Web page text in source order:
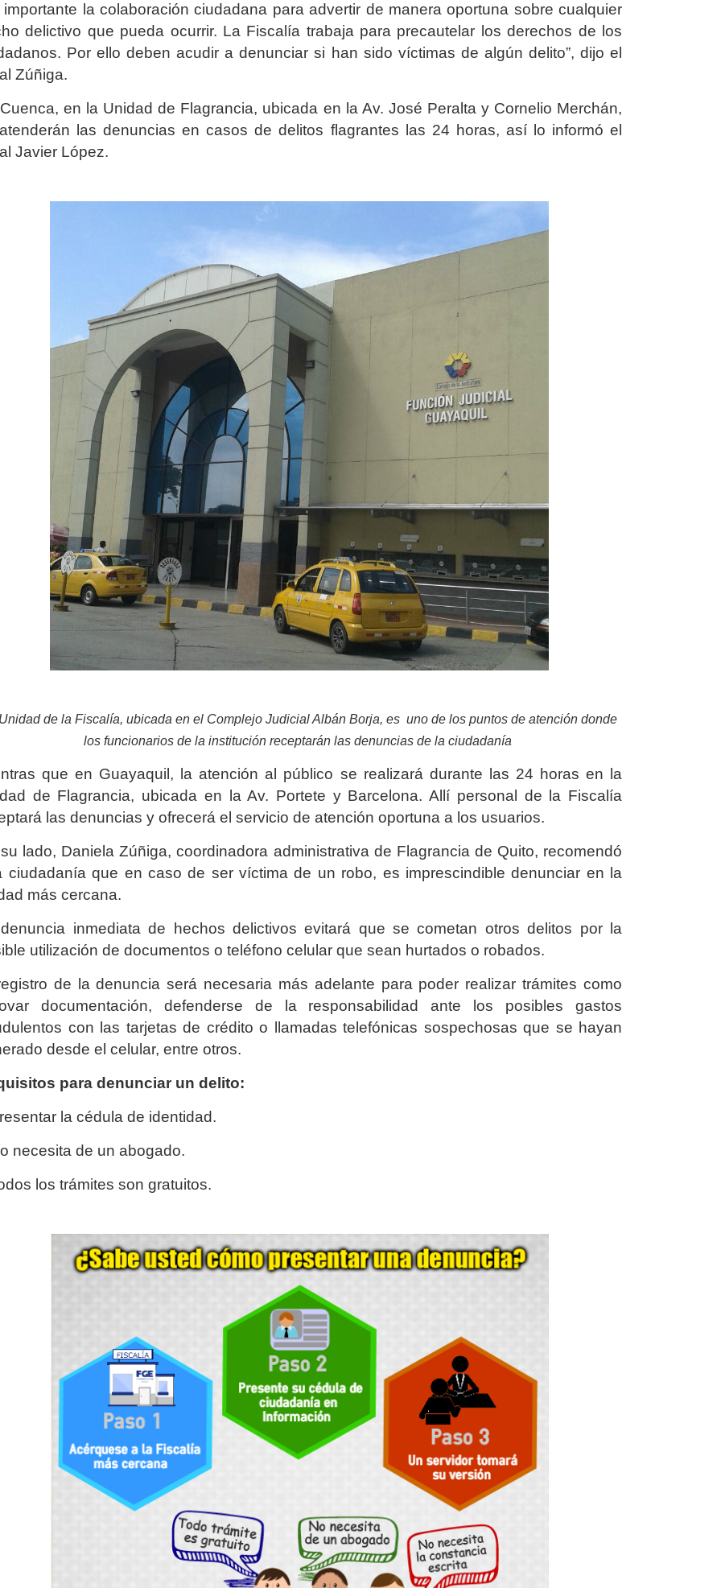
importante la colaboración ciudadana para advertir de manera oportuna sobre cualquier
delictivo que pueda ocurrir. La Fiscalía trabaja para precautelar los derechos de los
Por ello deben acudir a denunciar si han sido víctimas de algún delito”, dijo el
Zúñiga.
en la Unidad de Flagrancia, ubicada en la Av. José Peralta y Cornelio Merchán,
las denuncias en casos de delitos flagrantes las 24 horas, así lo informó el
Javier López.
de la Fiscalía, ubicada en el Complejo Judicial Albán Borja, es uno de los puntos de atención donde
los funcionarios de la institución receptarán las denuncias de la ciudadanía
que en Guayaquil, la atención al público se realizará durante las 24 horas en la
de Flagrancia, ubicada en la Av. Portete y Barcelona. Allí personal de la Fiscalía
las denuncias y ofrecerá el servicio de atención oportuna a los usuarios.
lado, Daniela Zúñiga, coordinadora administrativa de Flagrancia de Quito, recomendó
ciudadanía que en caso de ser víctima de un robo, es imprescindible denunciar en la
más cercana.
inmediata de hechos delictivos evitará que se cometan otros delitos por la
utilización de documentos o teléfono celular que sean hurtados o robados.
de la denuncia será necesaria más adelante para poder realizar trámites como
documentación, defenderse de la responsabilidad ante los posibles gastos
con las tarjetas de crédito o llamadas telefónicas sospechosas que se hayan
desde el celular, entre otros.
para denunciar un delito:
la cédula de identidad.
necesita de un abogado.
los trámites son gratuitos.